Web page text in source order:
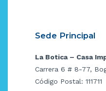
Sede Principal
La Botica – Casa
Carrera 6 # 8-77,
Código Postal: 111711